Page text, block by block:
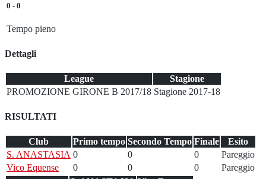
0 - 0
Tempo pieno
Dettagli
League
Stagione
PROMOZIONE GIRONE B 2017/18 Stagione 2017-18
RISULTATI
Club Primo tempo Secondo Tempo Finale
Esito
S. ANASTASIA 0 0 0
Pareggio
Vico Equense
0 0 0
Pareggio